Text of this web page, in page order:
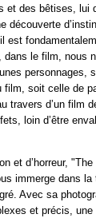
et des bêtises, lui
découverte
est
le film, nous
personnages,
film, soit celle de
travers d’un film
loin d’être
et d’horreur,
immerge dans
Avec sa
et précis, une